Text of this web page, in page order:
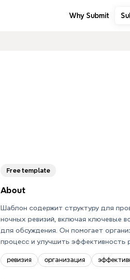
Why Submit
Free template
About
Шаблон содержит структуру для
ночных ревизий, включая ключевые
для обсуждения. Он помогает
процесс и улучшить эффективность
ревизия организация